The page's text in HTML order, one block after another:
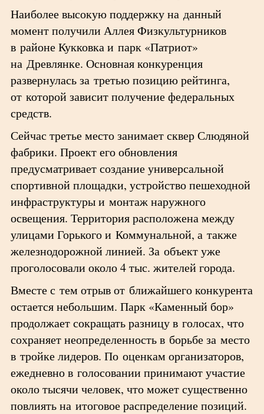
Наиболее высокую поддержку на данный
момент получили Аллея Физкультурников
в районе Кукковка и парк «Патриот»
на Древлянке. Основная конкуренция
развернулась за третью позицию рейтинга,
от которой зависит получение федеральных
средств.
Сейчас третье место занимает сквер Слюдяной
фабрики. Проект его обновления
предусматривает создание универсальной
спортивной площадки, устройство пешеходной
инфраструктуры и монтаж наружного
освещения. Территория расположена между
улицами Горького и Коммунальной, а также
железнодорожной линией. За объект уже
проголосовали около 4 тыс. жителей города.
Вместе с тем отрыв от ближайшего конкурента
остается небольшим. Парк «Каменный бор»
продолжает сокращать разницу в голосах, что
сохраняет неопределенность в борьбе за место
в тройке лидеров. По оценкам организаторов,
ежедневно в голосовании принимают участие
около тысячи человек, что может существенно
повлиять на итоговое распределение позиций.